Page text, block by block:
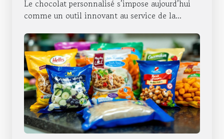
Le chocolat personnalisé s’impose aujourd’hui
comme un outil innovant au service de la...